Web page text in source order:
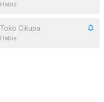
Habis
Toko Cikupa
Habis